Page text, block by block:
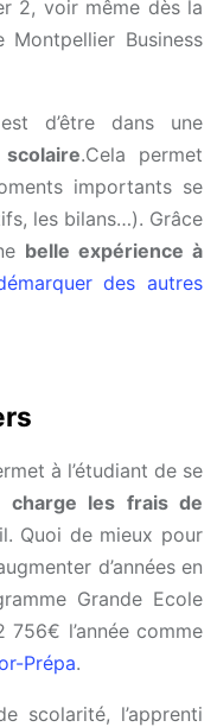
2, voir même dès la
Business
est d’être dans une
.Cela permet
importants se
les bilans…). Grâce
belle expérience à
des autres
à l’étudiant de se
charge les frais de
Quoi de mieux pour
d’années en
Grande Ecole
l’année comme
Prépa.
scolarité, l’apprenti